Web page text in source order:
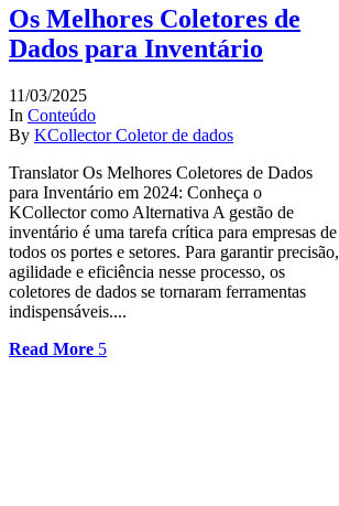
Os Melhores Coletores de
Dados para Inventário
11/03/2025
In Conteúdo
By KCollector Coletor de dados
Translator Os Melhores Coletores de Dados
para Inventário em 2024: Conheça o
KCollector como Alternativa A gestão de
inventário é uma tarefa crítica para empresas de
todos os portes e setores. Para garantir precisão,
agilidade e eficiência nesse processo, os
coletores de dados se tornaram ferramentas
indispensáveis....
Read More